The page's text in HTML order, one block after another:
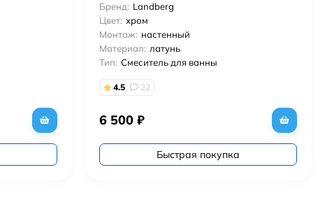
Бренд: Landberg
Цвет: хром
Монтаж: настенный
Материал: латунь
Тип: Смеситель для ванны
4.5 22
6 500₽
Быстрая покупка